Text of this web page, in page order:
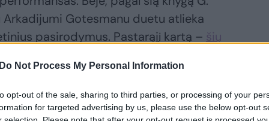
Do Not Process My Personal Information
opt-out of the sale, sharing to third parties, or processing of your
for targeted advertising by us, please use the below opt-out
Gotesmanu duetu atlieka
pasirodymus. Pastarąjį kartą – šių
kursą, futbolą, kalbą, beraštystę